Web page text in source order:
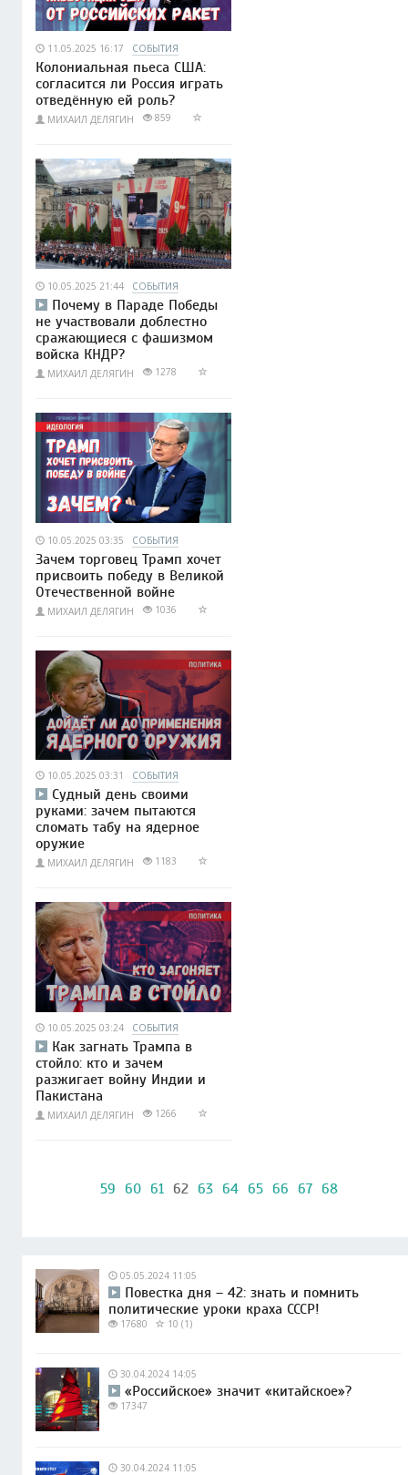
11.05.2025 16:17 СОБЫТИЯ
Колониальная пьеса США:
согласится ли Россия играть
отведённую ей роль?
МИХАИЛ ДЕЛЯГИН 859
10.05.2025 21:44 СОБЫТИЯ
Почему в Параде Победы
не участвовали доблестно
сражающиеся с фашизмом
войска КНДР?
МИХАИЛ ДЕЛЯГИН 1278
10.05.2025 03:35 СОБЫТИЯ
Зачем торговец Трамп хочет
присвоить победу в Великой
Отечественной войне
МИХАИЛ ДЕЛЯГИН 1036
10.05.2025 03:31 СОБЫТИЯ
Судный день своими
руками: зачем пытаются
сломать табу на ядерное
оружие
МИХАИЛ ДЕЛЯГИН 1183
10.05.2025 03:24 СОБЫТИЯ
Как загнать Трампа в
стойло: кто и зачем
разжигает войну Индии и
Пакистана
МИХАИЛ ДЕЛЯГИН 1266
59 60 61 62 63 64 65 66 67 68
05.05.2024 11:05
Повестка дня – 42: знать и помнить
политические уроки краха СССР!
17680 10 (1)
30.04.2024 14:05
«Российское» значит «китайское»?
17347
30.04.2024 11:05